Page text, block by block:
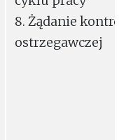
8. Żądanie
ostrzegawczej